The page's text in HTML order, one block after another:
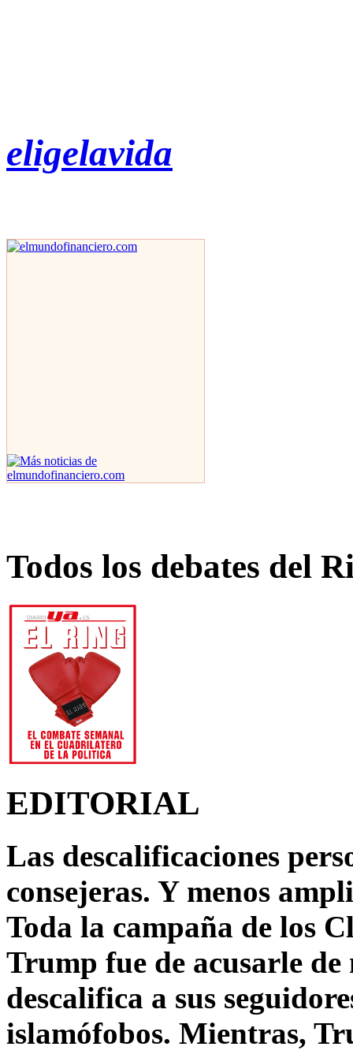
eligelavida
Todos los debates del
EDITORIAL
Las descalificaciones
consejeras. Y menos
Toda la campaña de los
Trump fue de acusarle
descalifica a sus
islamófobos. Mientras,